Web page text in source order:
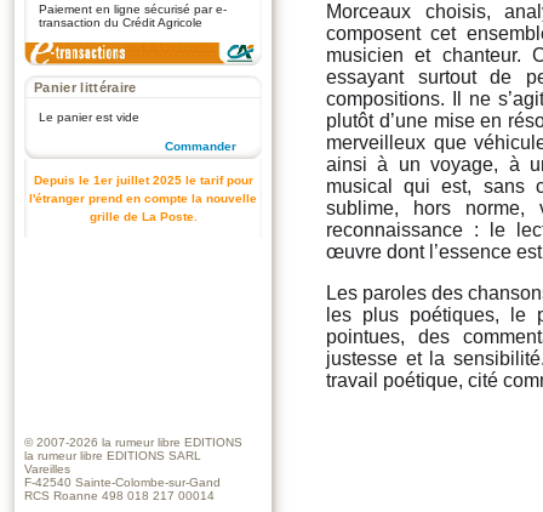
Paiement en ligne sécurisé par e-
transaction du Crédit Agricole
Panier littéraire
Le panier est vide
Commander
Depuis le 1er juillet 2025 le tarif pour
l'étranger prend en compte la nouvelle
grille de La Poste.
Morceaux choisis,
composent cet
musicien et chanteur.
essayant surtout de
compositions. Il ne
plutôt d’une mise en
merveilleux que
ainsi à un voyage, à
musical qui est, sans
sublime, hors norme,
reconnaissance : le
œuvre dont l’essence
Les paroles des
les plus poétiques, le
pointues, des
justesse et la
travail poétique, cité
© 2007-2026 la rumeur libre EDITIONS
la rumeur libre EDITIONS SARL
Vareilles
F-42540 Sainte-Colombe-sur-Gand
RCS Roanne 498 018 217 00014